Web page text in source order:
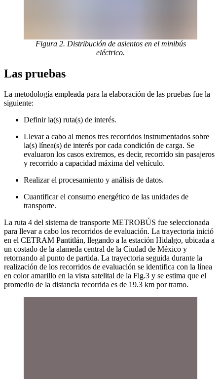
Figura 2. Distribución de asientos en el minibús
eléctrico.
Las pruebas
La metodología empleada para la elaboración de las pruebas fue la
siguiente:
Definir la(s) ruta(s) de interés.
Llevar a cabo al menos tres recorridos instrumentados sobre
la(s) línea(s) de interés por cada condición de carga. Se
evaluaron los casos extremos, es decir, recorrido sin pasajeros
y recorrido a capacidad máxima del vehículo.
Realizar el procesamiento y análisis de datos.
Cuantificar el consumo energético de las unidades de
transporte.
La ruta 4 del sistema de transporte METROBÚS fue seleccionada
para llevar a cabo los recorridos de evaluación. La trayectoria inició
en el CETRAM Pantitlán, llegando a la estación Hidalgo, ubicada a
un costado de la alameda central de la Ciudad de México y
retornando al punto de partida. La trayectoria seguida durante la
realización de los recorridos de evaluación se identifica con la línea
en color amarillo en la vista satelital de la Fig.3 y se estima que el
promedio de la distancia recorrida es de 19.3 km por tramo.